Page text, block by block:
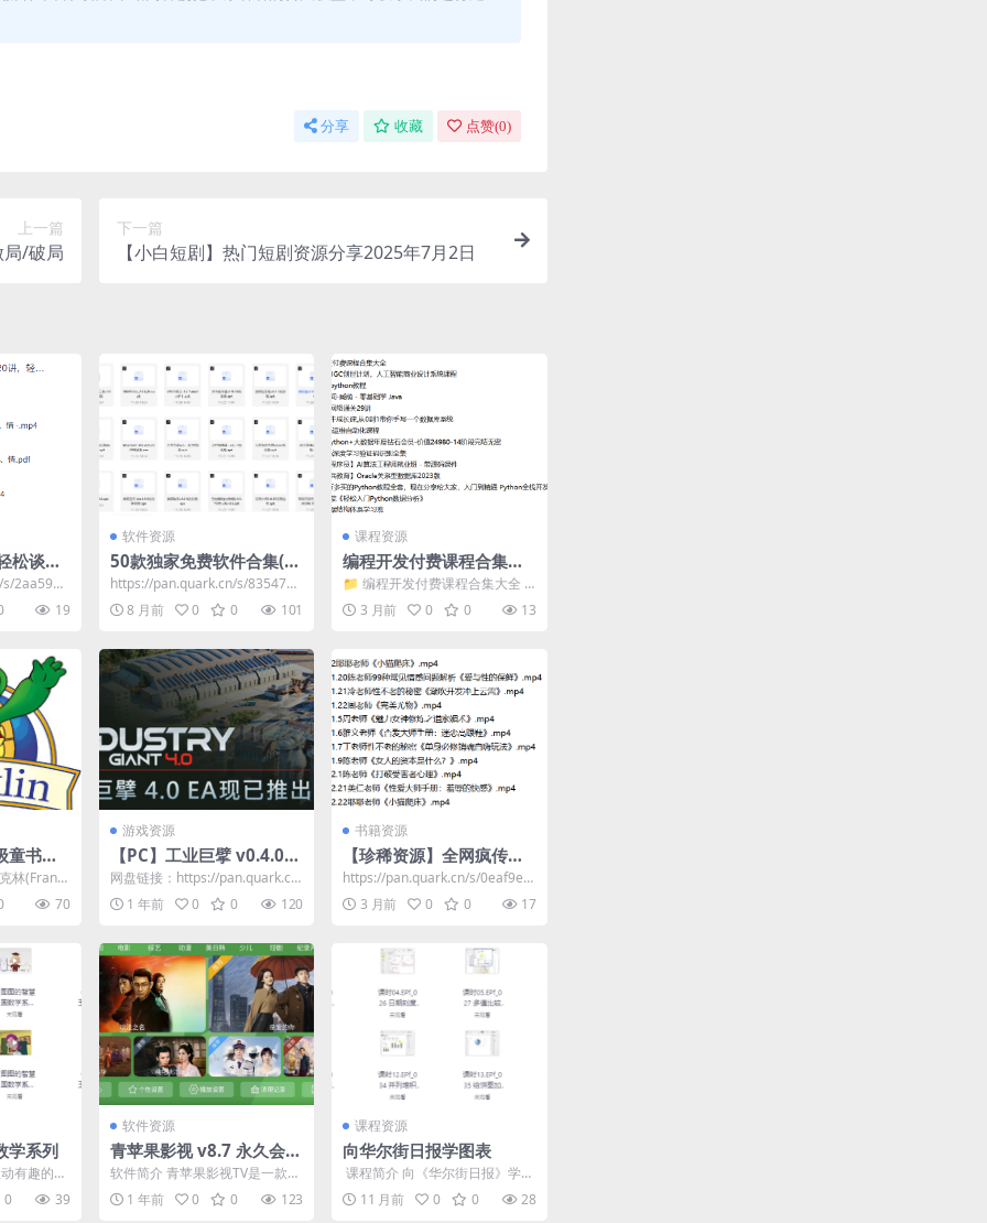
分享 收藏 点赞(0)
上一篇
/破局
下一篇
【小白短剧】热门短剧资源分享2025年7月2日
松谈出
2aa597d
19
软件资源
50款独家免费软件合集(永
久高级版，超猛)
https://pan.quark.cn/s/835474f
6bc9b​
8 月前 0 0 101
课程资源
编程开发付费课程合集大
全（含python，java，
算法，web等技术）【共:
653.8G】
📁 编程开发付费课程合集大全
📁 y园糖AIGC创世计划，人工智
能...3 月前 0 0 13
童书
Frankl
书+音
林(Frankl
70
游戏资源
【PC】工业巨擘 v0.4.00
（Industry Giant 4.0）
免安装中文版【11.7 G
B】
网盘链接：https://pan.quark.cn/
s/77047dce934d...
1 年前 0 0 120
书籍资源
【珍稀资源】全网疯传的
抖音价值8800的“性商教
母”周媛黑白颠尤物之门性
商课程
​https://pan.quark.cn/s/0eaf9ed
46da6 【珍稀...
3 月前 0 0 17
学系列
有趣的数
0 39
软件资源
青苹果影视 v8.7 永久会员
版，全网影视点播+电视直
播，大屏观影新体验
软件简介 青苹果影视TV是一款专
为智能电视打造的高清影视AP
P，集合了最新院线电...
1 年前 0 0 123
课程资源
向华尔街日报学图表
​ 课程简介 向《华尔街日报》学习
图表制作，核心在于借鉴其简洁
专业的设计风格、高...
11 月前 0 0 28